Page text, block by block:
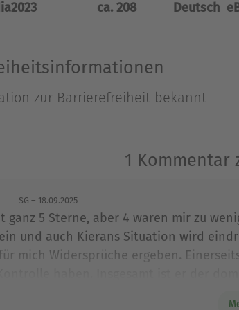
Plan, bis Kieran sich auf
und sich seinen Problemen stellen,
drei Herzen und die Frage,
lebende Autor liebt
durch den Wald fallen ihm immer
2023 ca. 208 Deutsch
zur Barrierefreiheit bekannt
1 Kommentar
SG – 18.09.2025
ganz 5 Sterne, aber 4 waren mir zu
und auch Kierans Situation wird
mich Widersprüche ergeben.